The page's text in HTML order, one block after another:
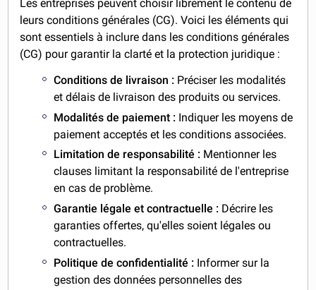
Les entreprises peuvent choisir librement le contenu de
leurs conditions générales (CG). Voici les éléments qui
sont essentiels à inclure dans les conditions générales
(CG) pour garantir la clarté et la protection juridique :
Conditions de livraison : Préciser les modalités
et délais de livraison des produits ou services.
Modalités de paiement : Indiquer les moyens de
paiement acceptés et les conditions associées.
Limitation de responsabilité : Mentionner les
clauses limitant la responsabilité de l'entreprise
en cas de problème.
Garantie légale et contractuelle : Décrire les
garanties offertes, qu'elles soient légales ou
contractuelles.
Politique de confidentialité : Informer sur la
gestion des données personnelles des